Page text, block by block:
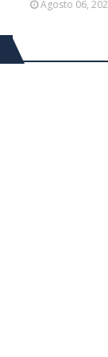
Agosto 06,